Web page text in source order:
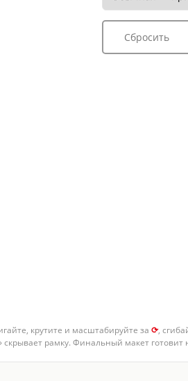
Сбросить
крутите и масштабируйте за ⟳,
скрывает рамку. Финальный макет